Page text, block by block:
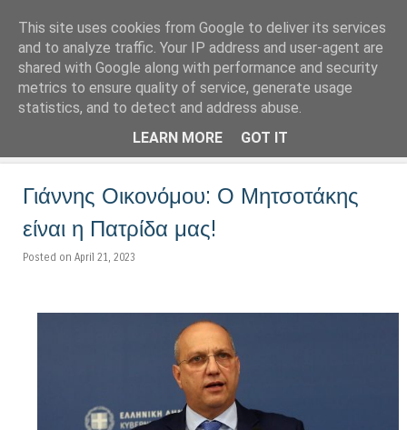
LoNinja.gr
Menu
Γιάννης Οικονόμου: Ο Μητσοτάκης
είναι η Πατρίδα μας!
Posted on April 21, 2023
This site uses cookies from Google to deliver its services
and to analyze traffic. Your IP address and user-agent are
shared with Google along with performance and security
metrics to ensure quality of service, generate usage
statistics, and to detect and address abuse.
LEARN MORE
GOT IT